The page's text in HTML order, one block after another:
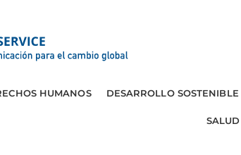
HUMANOS DESARROLLO SOSTENIBLE
SALUD